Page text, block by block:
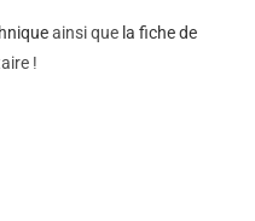
ainsi que la fiche de
!